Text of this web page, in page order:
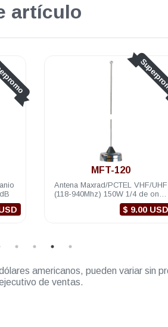
artículo
MFT-120
Antena Maxrad/PCTEL VHF/UHF
(118-940Mhz) 150W 1/4 de onda
1dB 61cm recortable
$ 9.00 USD
americanos, pueden variar sin
de ventas.